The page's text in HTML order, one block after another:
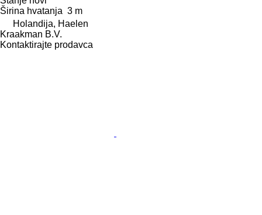
Širina hvatanja 3 m
Holandija, Haelen
Kraakman B.V.
Kontaktirajte prodavca